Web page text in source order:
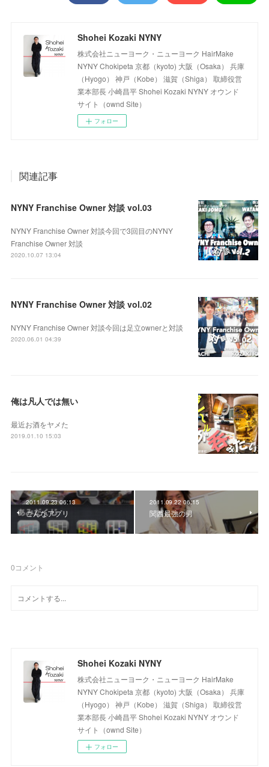
Shohei Kozaki NYNY
株式会社ニューヨーク・ニューヨーク HairMake
NYNY Chokipeta 京都（kyoto) 大阪（Osaka） 兵庫
（Hyogo） 神戸（Kobe） 滋賀（Shiga） 取締役営
業本部長 小崎昌平 Shohei Kozaki NYNY オウンド
サイト（ownd Site）
フォロー
関連記事
NYNY Franchise Owner 対談 vol.03
NYNY Franchise Owner 対談今回で3回目のNYNY
Franchise Owner 対談
2020.10.07 13:04
NYNY Franchise Owner 対談 vol.02
NYNY Franchise Owner 対談今回は足立ownerと対談
2020.06.01 04:39
俺は凡人では無い
最近お酒をヤメた
2019.01.10 15:03
2011.09.23 06:13
こんなアプリ
2011.09.22 06:15
関西最強の男
0コメント
Shohei Kozaki NYNY
株式会社ニューヨーク・ニューヨーク HairMake
NYNY Chokipeta 京都（kyoto) 大阪（Osaka） 兵庫
（Hyogo） 神戸（Kobe） 滋賀（Shiga） 取締役営
業本部長 小崎昌平 Shohei Kozaki NYNY オウンド
サイト（ownd Site）
フォロー